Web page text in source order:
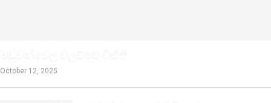
October 12, 2025